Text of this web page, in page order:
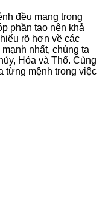
đều mang trong
phần tạo nên khả
rõ hơn về các
nhất, chúng ta
Hỏa và Thổ. Cùng
từng mệnh trong việc